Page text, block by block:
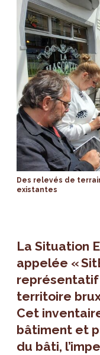
Des relevés de
existantes
La Situation
appelée «
représentatif
territoire
Cet
bâtiment et
du bâti,